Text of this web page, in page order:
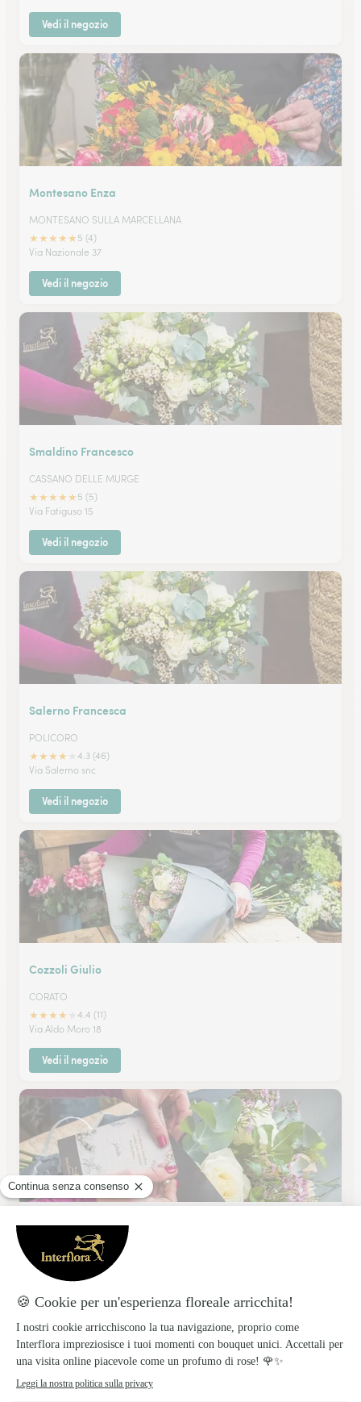
Vedi il negozio
Montesano Enza
MONTESANO SULLA MARCELLANA
★★★★★ 5 (4)
Via Nazionale 37
Vedi il negozio
Smaldino Francesco
CASSANO DELLE MURGE
★★★★★ 5 (5)
Via Fatiguso 15
Vedi il negozio
Salerno Francesca
POLICORO
★★★★
4.3 (46)
Via Salerno snc
Vedi il negozio
Cozzoli Giulio
CORATO
★★★★
4.4 (11)
Via Aldo Moro 18
Vedi il negozio
Botanica Di Deborah Di Bari
Terlizzi
★★★
5 (1)